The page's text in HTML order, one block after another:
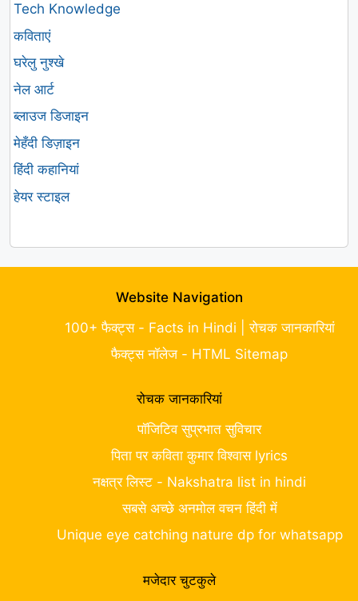
Tech Knowledge
कविताएं
घरेलु नुश्खे
नेल आर्ट
ब्लाउज डिजाइन
मेहँदी डिज़ाइन
हिंदी कहानियां
हेयर स्टाइल
Website Navigation
100+ फैक्ट्स - Facts in Hindi | रोचक जानकारियां
फैक्ट्स नॉलेज - HTML Sitemap
रोचक जानकारियां
पॉजिटिव सुप्रभात सुविचार
पिता पर कविता कुमार विश्वास lyrics
नक्षत्र लिस्ट - Nakshatra list in hindi
सबसे अच्छे अनमोल वचन हिंदी में
Unique eye catching nature dp for whatsapp
मजेदार चुटकुले